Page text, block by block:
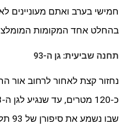
חמישי בערב ואתם מעוניינים
בהחלט אחד המקומות
תחנה שביעית: גן ה-93
נחזור קצת לאחור לרחוב אור
שבו